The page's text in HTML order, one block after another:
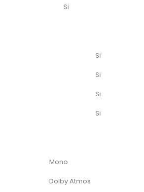
Si
Si
Si
Si
Si
Mono
Dolby Atmos